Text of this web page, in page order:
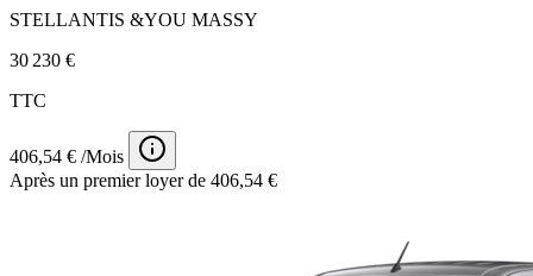
STELLANTIS &YOU MASSY
30 230 €
TTC
406,54 € /Mois
Après un premier loyer de 406,54 €